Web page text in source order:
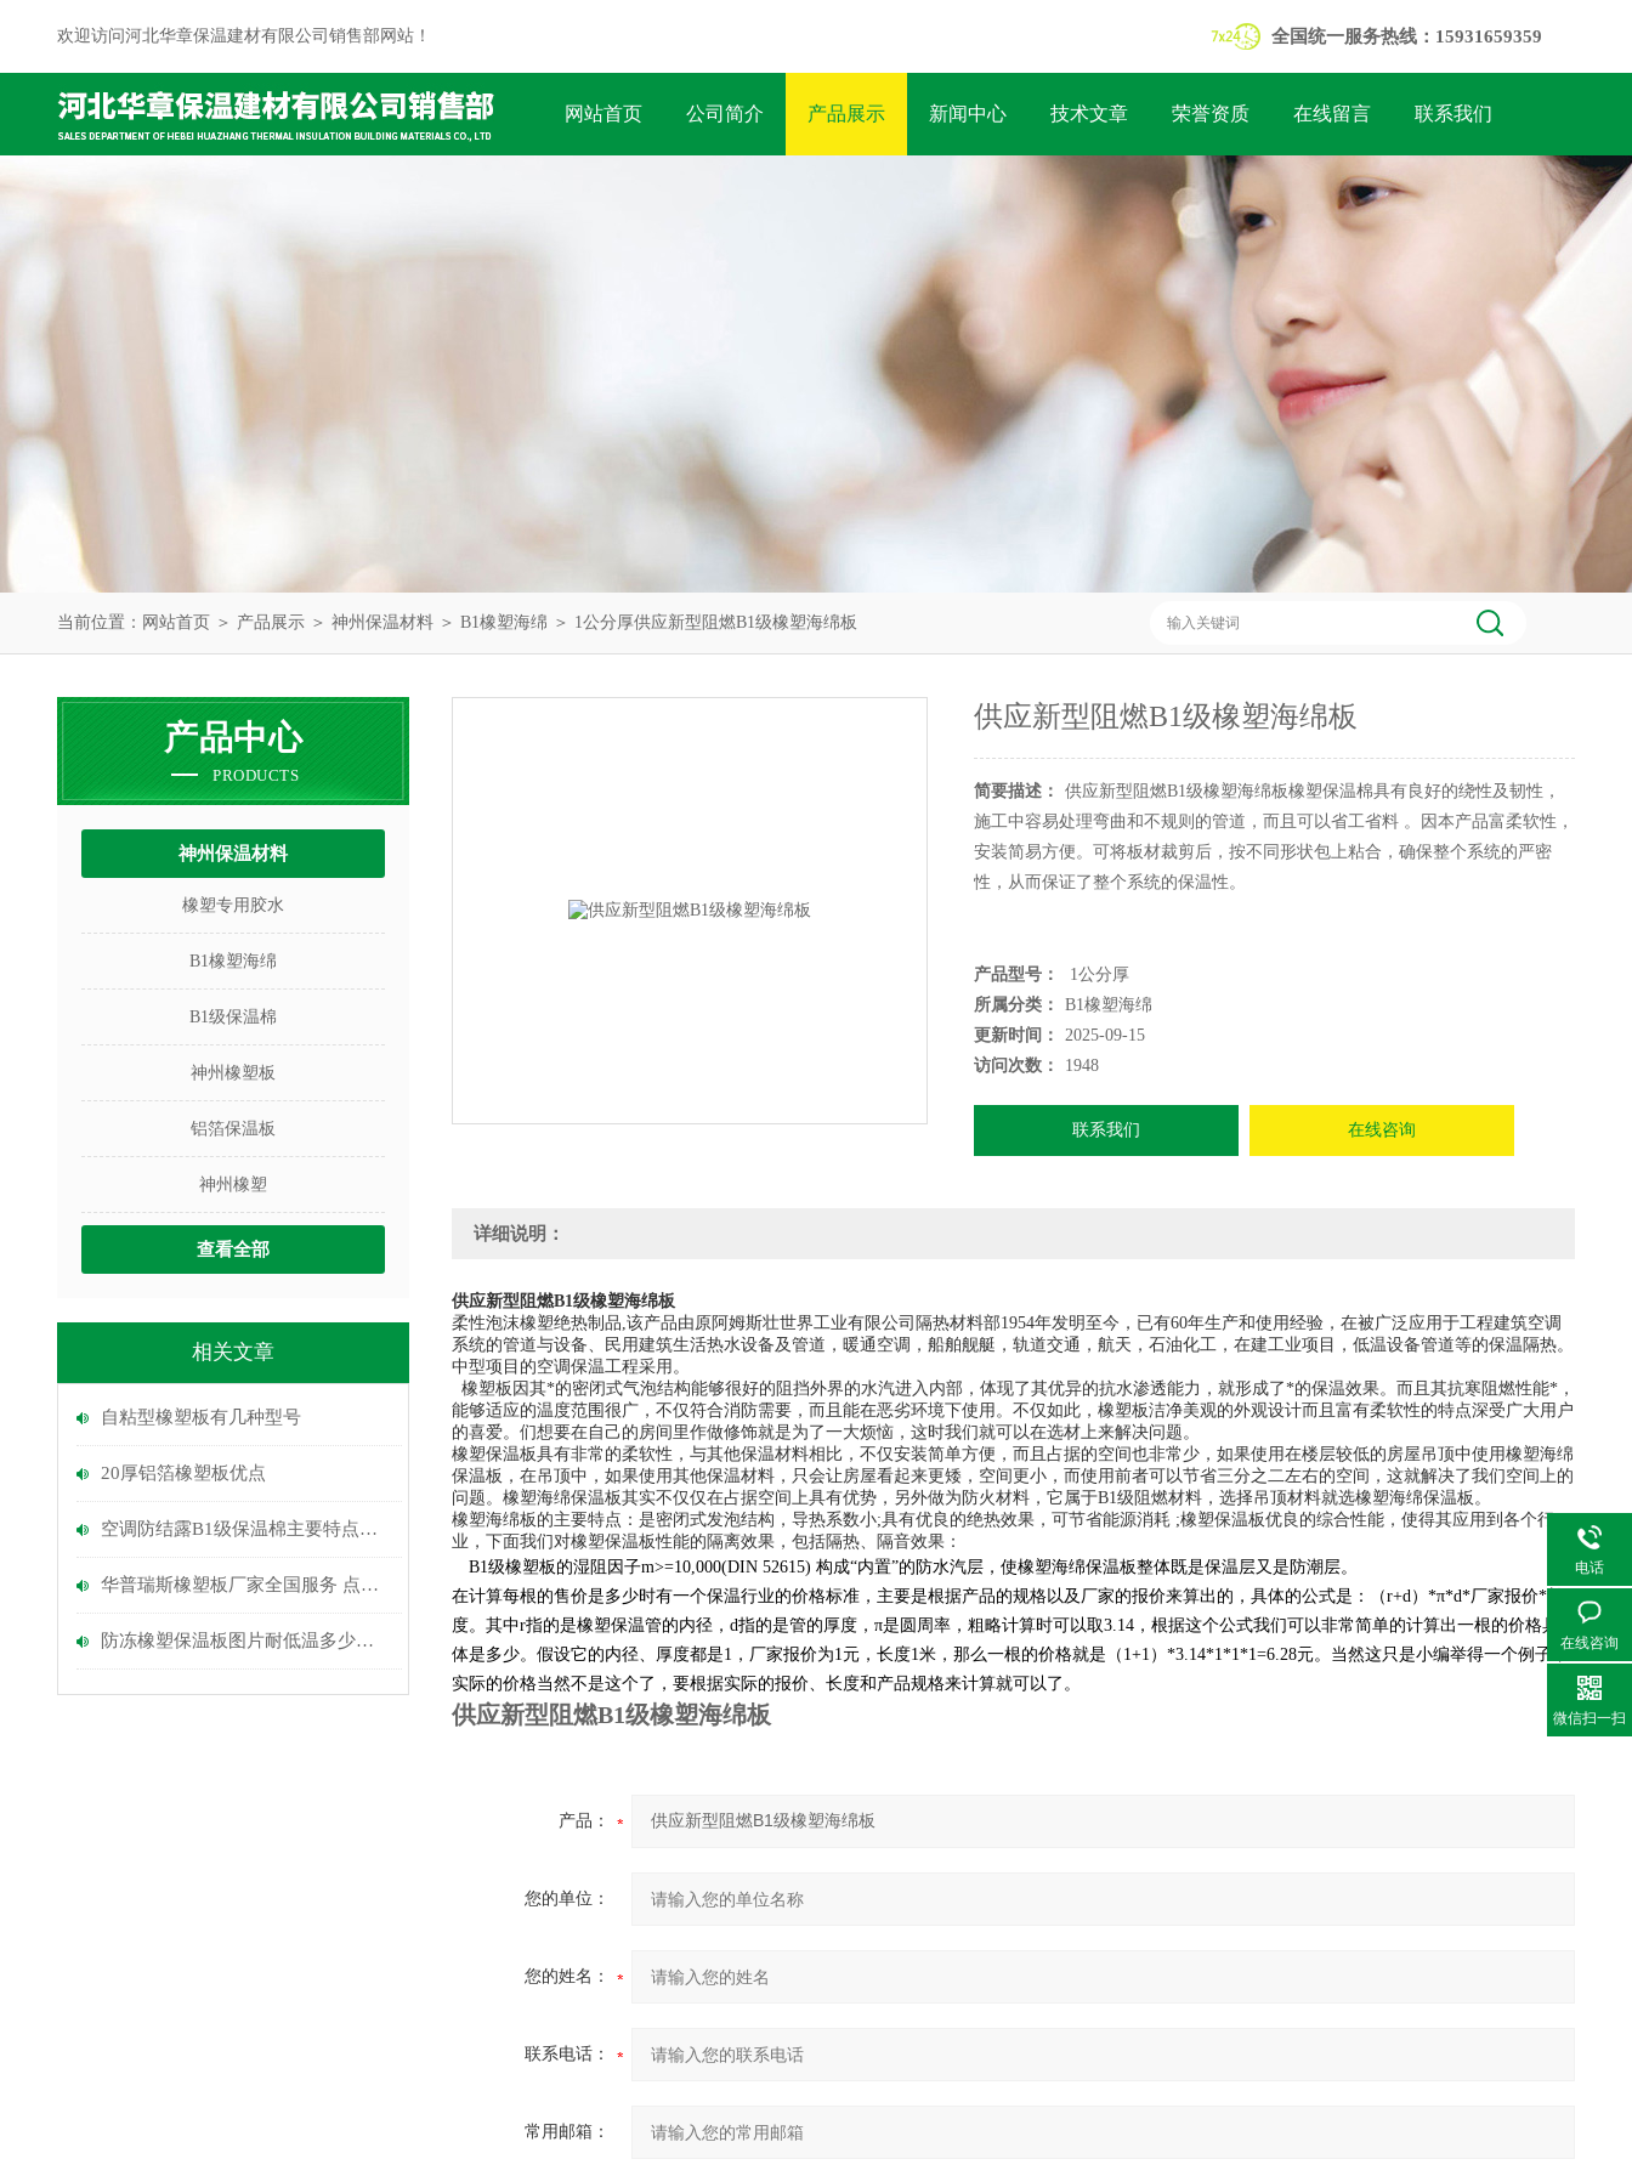
欢迎访问河北华章保温建材有限公司销售部网站！ 全国统一服务热线：15931659359
网站首页 公司简介 产品展示 新闻中心 技术文章 荣誉资质 在线留言 联系我们
当前位置： 网站首页 ＞ 产品展示 ＞ 神州保温材料 ＞ B1橡塑海绵 ＞ 1公分厚供应新型阻燃B1级橡塑海绵板
产品中心
PRODUCTS
神州保温材料
橡塑专用胶水
B1橡塑海绵
B1级保温棉
神州橡塑板
铝箔保温板
神州橡塑
查看全部
相关文章
自粘型橡塑板有几种型号
20厚铝箔橡塑板优点
空调防结露B1级保温棉主要特点是什么
华普瑞斯橡塑板厂家全国服务 点击咨询
防冻橡塑保温板图片耐低温多少度？
供应新型阻燃B1级橡塑海绵板
简要描述：
供应新型阻燃B1级橡塑海绵板橡塑保温棉具有良好的绕性及韧性，
施工中容易处理弯曲和不规则的管道，而且可以省工省料 。因本产品富柔软性，
安装简易方便。可将板材裁剪后，按不同形状包上粘合，确保整个系统的严密
性，从而保证了整个系统的保温性。
产品型号：
1公分厚
所属分类：
B1橡塑海绵
更新时间：
2025-09-15
访问次数：
1948
联系我们 在线咨询
详细说明：
供应新型阻燃B1级橡塑海绵板
柔性泡沫橡塑绝热制品,该产品由原阿姆斯壮世界工业有限公司隔热材料部1954年发明至今，已有60年生产和使用经验，在被广泛应用于工程建筑空调
系统的管道与设备、民用建筑生活热水设备及管道，暖通空调，船舶舰艇，轨道交通，航天，石油化工，在建工业项目，低温设备管道等的保温隔热。
中型项目的空调保温工程采用。
橡塑板因其*的密闭式气泡结构能够很好的阻挡外界的水汽进入内部，体现了其优异的抗水渗透能力，就形成了*的保温效果。而且其抗寒阻燃性能*，
能够适应的温度范围很广，不仅符合消防需要，而且能在恶劣环境下使用。不仅如此，橡塑板洁净美观的外观设计而且富有柔软性的特点深受广大用户
的喜爱。 们想要在自己的房间里作做修饰就是为了一大烦恼，这时我们就可以在选材上来解决问题。
橡塑保温板具有非常的柔软性，与其他保温材料相比，不仅安装简单方便，而且占据的空间也非常少，如果使用在楼层较低的房屋吊顶中使用橡塑海绵
保温板，在吊顶中，如果使用其他保温材料，只会让房屋看起来更矮，空间更小，而使用前者可以节省三分之二左右的空间，这就解决了我们空间上的
问题。橡塑海绵保温板其实不仅仅在占据空间上具有优势，另外做为防火材料，它属于B1级阻燃材料，选择吊顶材料就选橡塑海绵保温板。
橡塑海绵板的主要特点：是密闭式发泡结构，导热系数小;具有优良的绝热效果，可节省能源消耗 ;橡塑保温板优良的综合性能，使得其应用到各个行
业，下面我们对橡塑保温板性能的隔离效果，包括隔热、隔音效果：
B1级橡塑板的湿阻因子m>=10,000(DIN 52615) 构成“内置”的防水汽层，使橡塑海绵保温板整体既是保温层又是防潮层。
在计算每根的售价是多少时有一个保温行业的价格标准，主要是根据产品的规格以及厂家的报价来算出的，具体的公式是：（r+d） *π*d*厂家报价*
度。其中r指的是橡塑保温管的内径， d指的是管的厚度，π是圆周率，粗略计算时可以取3.14 ，根据这个公式我们可以非常简单的计算出一根的价格具
体是多少。 假设它的内径、厚度都是1 ，厂家报价为1元，长度1米，那么一根的价格就是（ 1+1 ） *3.14*1*1*1=6.28元。当然这只是小编举得一个例子，
实际的价格当然不是这个了，要根据实际的报价、长度和产品规格来计算就可以了。
供应新型阻燃B1级橡塑海绵板
产品：
您的单位：
您的姓名：
联系电话：
常用邮箱：
电话
在线咨询
微信扫一扫